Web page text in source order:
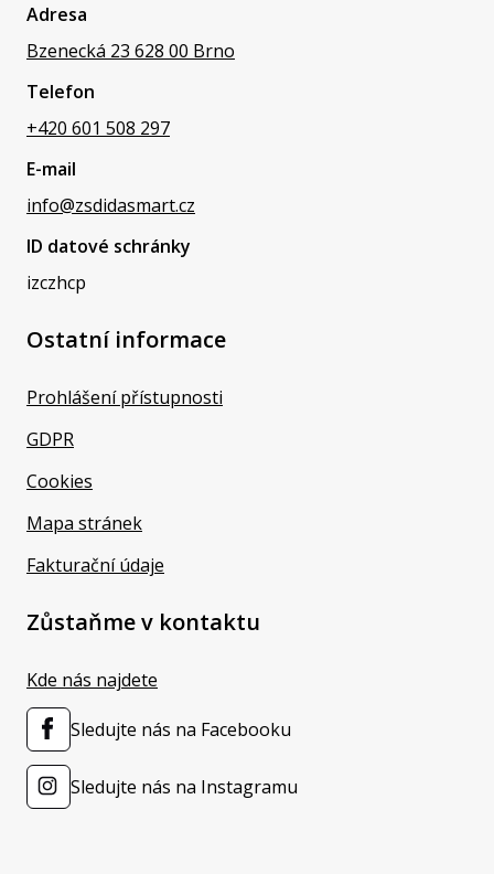
Adresa
Bzenecká 23 628 00 Brno
Telefon
+420 601 508 297
E-mail
info@zsdidasmart.cz
ID datové schránky
izczhcp
Ostatní informace
Prohlášení přístupnosti
GDPR
Cookies
Mapa stránek
Fakturační údaje
Zůstaňme v kontaktu
Kde nás najdete
Sledujte nás na Facebooku
Sledujte nás na Instagramu